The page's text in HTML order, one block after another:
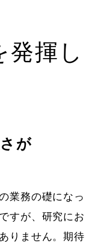
発揮し
が
業務の礎になっ
すが、研究にお
りません。期待